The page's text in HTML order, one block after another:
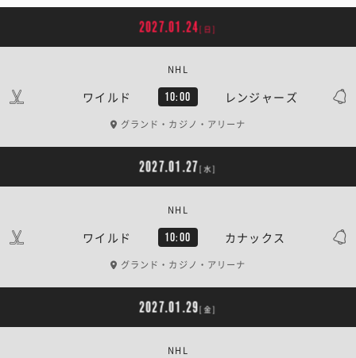
2027.01.24[日]
ワイルド 10:00 レンジャーズ
NHL
グランド・カジノ・アリーナ
2027.01.27[水]
ワイルド 10:00 カナックス
NHL
グランド・カジノ・アリーナ
2027.01.29[金]
NHL